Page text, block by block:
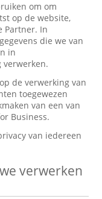
om om
op de website,
Partner. In
die we van
in
verwerken.
de verwerking van
toegewezen
van een van
Business.
van iedereen
verwerken